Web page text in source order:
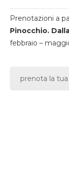
Prenotazioni a
Pinocchio.
febbraio –
prenota la tua